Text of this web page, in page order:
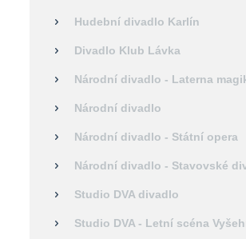
Hudební divadlo Karlín
Divadlo Klub Lávka
Národní divadlo - Laterna
Národní divadlo
Národní divadlo - Státní opera
Národní divadlo - Stavovské
Studio DVA divadlo
Studio DVA - Letní scéna